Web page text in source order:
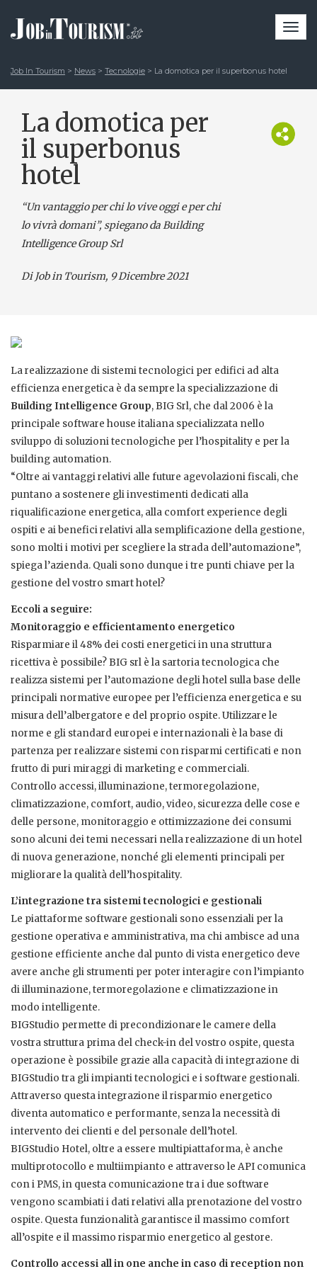
Job In Tourism > News > Tecnologie > La domotica per il superbonus hotel
La domotica per
il superbonus
hotel
“Un vantaggio per chi lo vive oggi e per chi
lo vivrà domani”, spiegano da Building
Intelligence Group Srl
Di Job in Tourism, 9 Dicembre 2021
La realizzazione di sistemi tecnologici per edifici ad alta
efficienza energetica è da sempre la specializzazione di
Building Intelligence Group, BIG Srl, che dal 2006 è la
principale software house italiana specializzata nello
sviluppo di soluzioni tecnologiche per l’hospitality e per la
building automation.
“Oltre ai vantaggi relativi alle future agevolazioni fiscali, che
puntano a sostenere gli investimenti dedicati alla
riqualificazione energetica, alla comfort experience degli
ospiti e ai benefici relativi alla semplificazione della gestione,
sono molti i motivi per scegliere la strada dell’automazione”,
spiega l’azienda. Quali sono dunque i tre punti chiave per la
gestione del vostro smart hotel?
Eccoli a seguire:
Monitoraggio e efficientamento energetico
Risparmiare il 48% dei costi energetici in una struttura
ricettiva è possibile? BIG srl è la sartoria tecnologica che
realizza sistemi per l’automazione degli hotel sulla base delle
principali normative europee per l’efficienza energetica e su
misura dell’albergatore e del proprio ospite. Utilizzare le
norme e gli standard europei e internazionali è la base di
partenza per realizzare sistemi con risparmi certificati e non
frutto di puri miraggi di marketing e commerciali.
Controllo accessi, illuminazione, termoregolazione,
climatizzazione, comfort, audio, video, sicurezza delle cose e
delle persone, monitoraggio e ottimizzazione dei consumi
sono alcuni dei temi necessari nella realizzazione di un hotel
di nuova generazione, nonché gli elementi principali per
migliorare la qualità dell’hospitality.
L’integrazione tra sistemi tecnologici e gestionali
Le piattaforme software gestionali sono essenziali per la
gestione operativa e amministrativa, ma chi ambisce ad una
gestione efficiente anche dal punto di vista energetico deve
avere anche gli strumenti per poter interagire con l’impianto
di illuminazione, termoregolazione e climatizzazione in
modo intelligente.
BIGStudio permette di precondizionare le camere della
vostra struttura prima del check-in del vostro ospite, questa
operazione è possibile grazie alla capacità di integrazione di
BIGStudio tra gli impianti tecnologici e i software gestionali.
Attraverso questa integrazione il risparmio energetico
diventa automatico e performante, senza la necessità di
intervento dei clienti e del personale dell’hotel.
BIGStudio Hotel, oltre a essere multipiattaforma, è anche
multiprotocollo e multiimpianto e attraverso le API comunica
con i PMS, in questa comunicazione tra i due software
vengono scambiati i dati relativi alla prenotazione del vostro
ospite. Questa funzionalità garantisce il massimo comfort
all’ospite e il massimo risparmio energetico al gestore.
Controllo accessi all in one anche in caso di reception non